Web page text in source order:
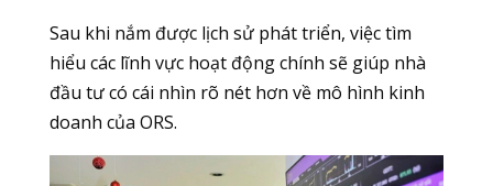
Sau khi nắm được lịch sử phát triển, việc tìm
hiểu các lĩnh vực hoạt động chính sẽ giúp nhà
đầu tư có cái nhìn rõ nét hơn về mô hình kinh
doanh của ORS.